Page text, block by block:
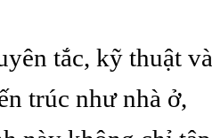
tắc, kỹ thuật và
trúc như nhà ở,